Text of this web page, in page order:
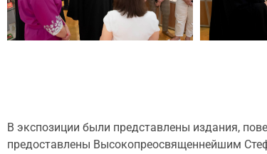
В экспозиции были представлены издания,
предоставлены Высокопреосвященнейшим